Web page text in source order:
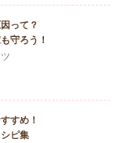
って？
守ろう！
すめ！
ピ集